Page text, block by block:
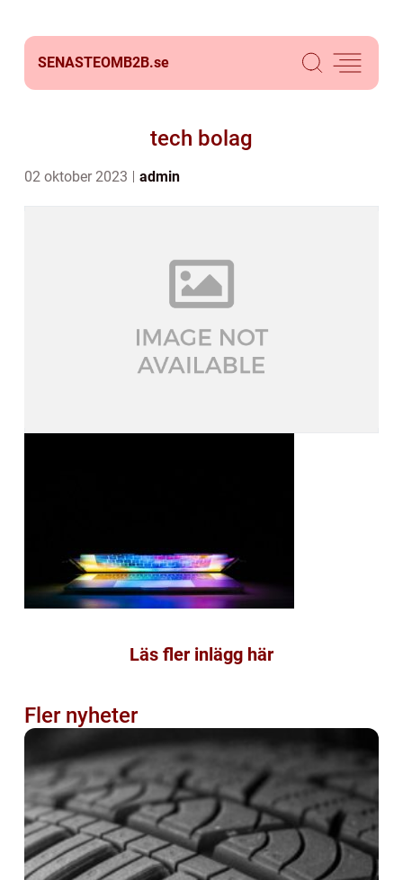
SENASTEOMB2B.se
tech bolag
02 oktober 2023 admin
Läs fler inlägg här
Fler nyheter